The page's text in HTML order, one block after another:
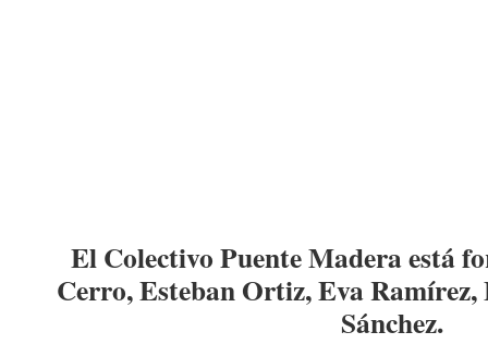
El Colectivo Puente Madera está
Cerro, Esteban Ortiz, Eva
Sánchez.